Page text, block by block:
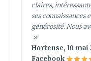
claires,
ses connaissances
générosité. Nous
»
Hortense, 10 mai
Facebook